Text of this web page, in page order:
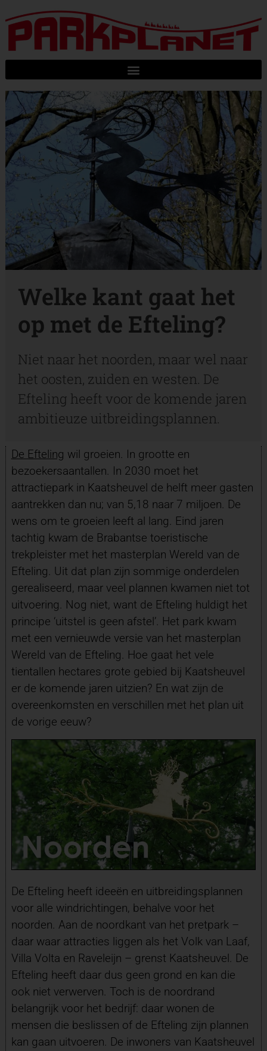
Welke kant gaat het
op met de Efteling?
Niet naar het noorden, maar wel naar
het oosten, zuiden en westen. De
Efteling heeft voor de komende jaren
ambitieuze uitbreidingsplannen.
De Efteling wil groeien. In grootte en
bezoekersaantallen. In 2030 moet het
attractiepark in Kaatsheuvel de helft meer gasten
aantrekken dan nu; van 5,18 naar 7 miljoen. De
wens om te groeien leeft al lang. Eind jaren
tachtig kwam de Brabantse toeristische
trekpleister met het masterplan Wereld van de
Efteling. Uit dat plan zijn sommige onderdelen
gerealiseerd, maar veel plannen kwamen niet tot
uitvoering. Nog niet, want de Efteling huldigt het
principe ‘uitstel is geen afstel’. Het park kwam
met een vernieuwde versie van het masterplan
Wereld van de Efteling. Hoe gaat het vele
tientallen hectares grote gebied bij Kaatsheuvel
er de komende jaren uitzien? En wat zijn de
overeenkomsten en verschillen met het plan uit
de vorige eeuw?
De Efteling heeft ideeën en uitbreidingsplannen
voor alle windrichtingen, behalve voor het
noorden. Aan de noordkant van het pretpark –
daar waar attracties liggen als het Volk van Laaf,
Villa Volta en Raveleijn – grenst Kaatsheuvel. De
Efteling heeft daar dus geen grond en kan die
ook niet verwerven. Toch is de noordrand
belangrijk voor het bedrijf: daar wonen de
mensen die beslissen of de Efteling zijn plannen
kan gaan uitvoeren. De inwoners van Kaatsheuvel